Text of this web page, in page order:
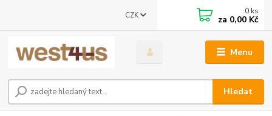
Menu
CZK
Hledat
0 ks
za 0,00 Kč